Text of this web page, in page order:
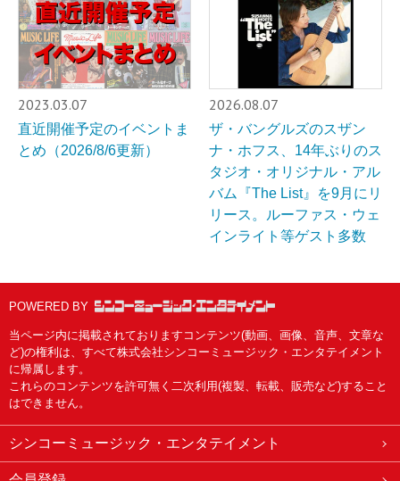
2023.03.07
直近開催予定のイベントま
とめ（2026/8/6更新）
2026.08.07
ザ・バングルズのスザン
ナ・ホフス、14年ぶりのス
タジオ・オリジナル・アル
バム『The List』を9月にリ
リース。ルーファス・ウェ
インライト等ゲスト多数
POWERED BY
当ページ内に掲載されておりますコンテンツ(動画、画像、音声、文章な
ど)の権利は、すべて株式会社シンコーミュージック・エンタテイメント
に帰属します。
これらのコンテンツを許可無く二次利用(複製、転載、販売など)すること
はできません。
シンコーミュージック・エンタテイメント